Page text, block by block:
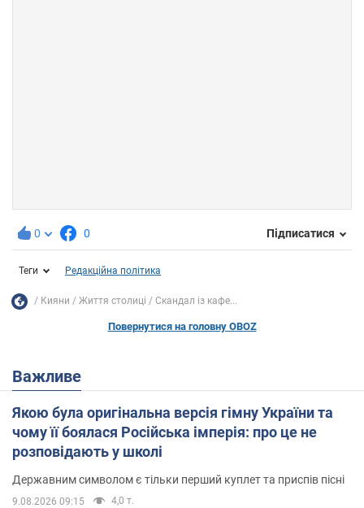
0 0 Підписатися
Теги Редакційна політика
Кияни Життя столиці Скандал із кафе...
Повернутися на головну OBOZ
Важливе
Якою була оригінальна версія гімну України та
чому її боялася Російська імперія: про це не
розповідають у школі
Державним символом є тільки перший куплет та приспів пісні
9.08.2026 09:15 4,0 т.